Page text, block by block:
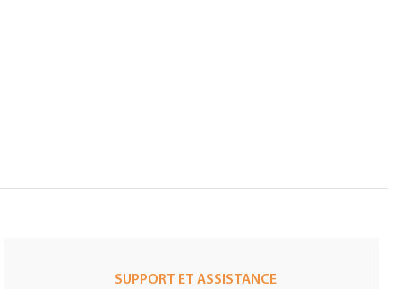
SUPPORT ET ASSISTANCE